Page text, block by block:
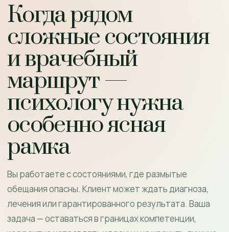
Когда рядом
сложные состояния
и врачебный
маршрут —
психологу нужна
особенно ясная
рамка
Вы работаете с состояниями, где размытые
обещания опасны. Клиент может ждать диагноза,
лечения или гарантированного результата. Ваша
задача — оставаться в границах компетенции,